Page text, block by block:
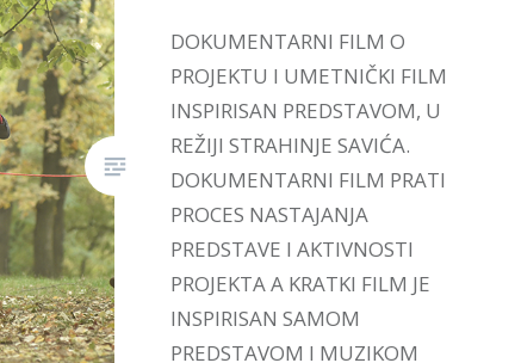
DOKUMENTARNI FILM O
PROJEKTU I UMETNIČKI FILM
INSPIRISAN PREDSTAVOM, U
REŽIJI STRAHINJE SAVIĆA.
DOKUMENTARNI FILM PRATI
PROCES NASTAJANJA
PREDSTAVE I AKTIVNOSTI
PROJEKTA A KRATKI FILM JE
INSPIRISAN SAMOM
PREDSTAVOM I MUZIKOM